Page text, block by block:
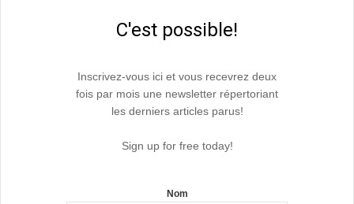
C'est possible!
Inscrivez-vous ici et vous recevrez deux
fois par mois une newsletter répertoriant
les derniers articles parus!
Sign up for free today!
Nom